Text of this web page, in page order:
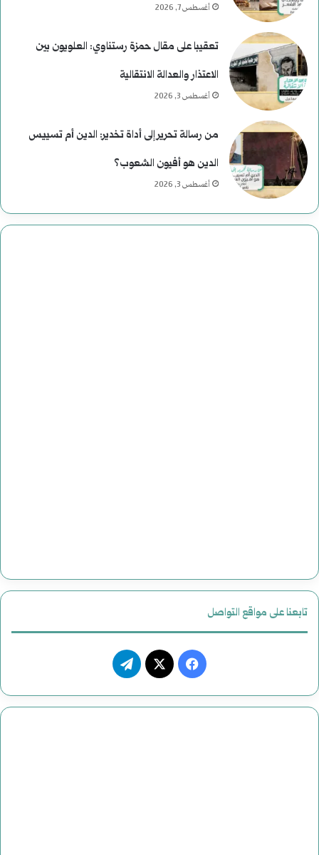
أغسطس 7, 2026
تعقيبا على مقال حمزة رستناوي: العلويون بين
الاعتذار والعدالة الانتقالية
أغسطس 3, 2026
من رسالة تحرير إلى أداة تخدير: الدين أم تسييس
الدين هو أفيون الشعوب؟
أغسطس 3, 2026
تابعنا على مواقع التواصل
فيسبوك
‫X تيلقرام